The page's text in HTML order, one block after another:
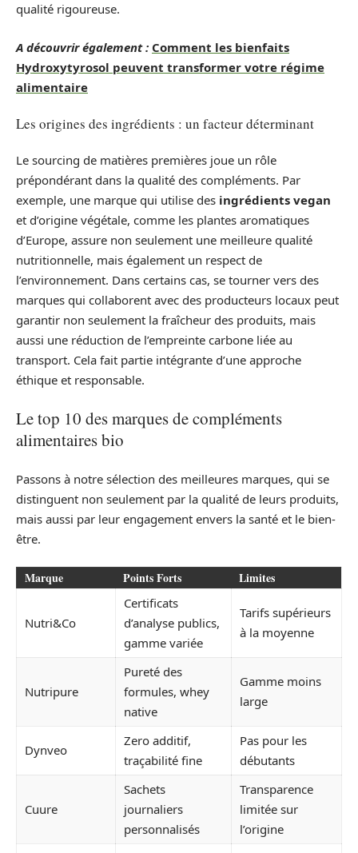
qualité rigoureuse.
A découvrir également : Comment les bienfaits
Hydroxytyrosol peuvent transformer votre régime
alimentaire
Les origines des ingrédients : un facteur déterminant
Le sourcing de matières premières joue un rôle
prépondérant dans la qualité des compléments. Par
exemple, une marque qui utilise des ingrédients vegan
et d’origine végétale, comme les plantes aromatiques
d’Europe, assure non seulement une meilleure qualité
nutritionnelle, mais également un respect de
l’environnement. Dans certains cas, se tourner vers des
marques qui collaborent avec des producteurs locaux peut
garantir non seulement la fraîcheur des produits, mais
aussi une réduction de l’empreinte carbone liée au
transport. Cela fait partie intégrante d’une approche
éthique et responsable.
Le top 10 des marques de compléments
alimentaires bio
Passons à notre sélection des meilleures marques, qui se
distinguent non seulement par la qualité de leurs produits,
mais aussi par leur engagement envers la santé et le bien-
être.
Marque Points Forts Limites
Nutri&Co
Certificats
d’analyse publics,
gamme variée
Tarifs supérieurs
à la moyenne
Nutripure
Pureté des
formules, whey
native
Gamme moins
large
Dynveo
Zero additif,
traçabilité fine
Pas pour les
débutants
Cuure
Sachets
journaliers
personnalisés
Transparence
limitée sur
l’origine